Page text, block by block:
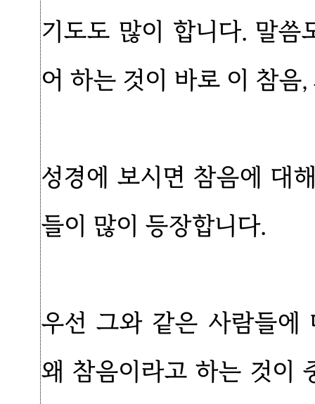
기도도 많이 합니다. 말
어 하는 것이 바로 이 참음
성경에 보시면 참음에 대
들이 많이 등장합니다.
우선 그와 같은 사람들에
왜 참음이라고 하는 것이